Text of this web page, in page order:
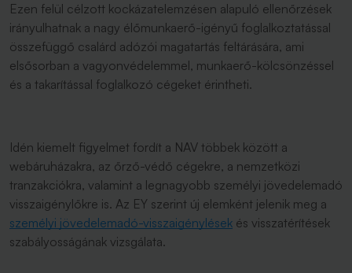
Ezen felül célzott kockázatelemzésen alapuló ellenőrzések
irányulhatnak a nagy élőmunkaerő-igényű foglalkoztatással
összefüggő csalárd adózói magatartás feltárására, ami
elsősorban a vagyonvédelemmel, munkaerő-kölcsönzéssel
és a takarítással foglalkozó cégeket érintheti.
Idén kiemelt figyelmet fordít a NAV többek között a
webáruházakra, az őrző-védő cégekre, a nemzetközi
tranzakciókra, valamint a legnagyobb személyi jövedelemadó
visszaigénylőkre is. Az EY szerint új elemként jelenik meg a
személyi jövedelemadó-visszaigénylések és visszatérítések
szabályosságának vizsgálata.